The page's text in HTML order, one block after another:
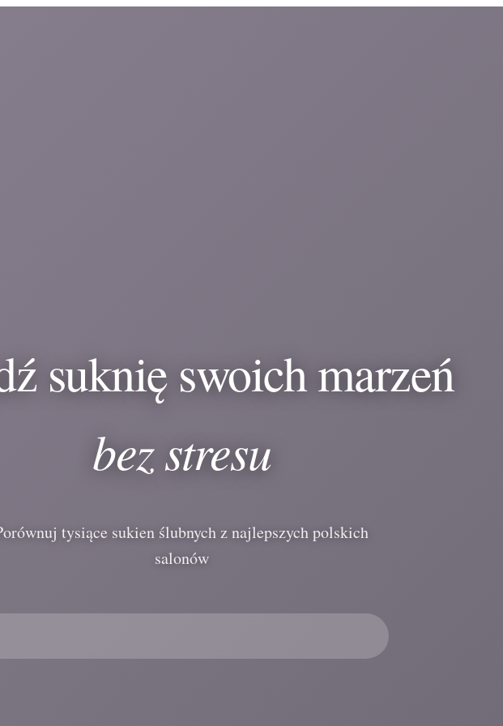
suknię swoich marzeń
bez stresu
tysiące sukien ślubnych z najlepszych polskich
salonów